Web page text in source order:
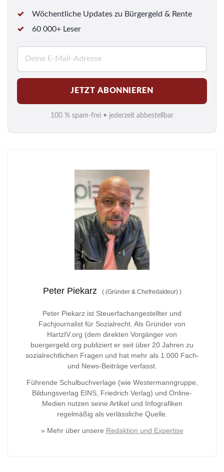
Wöchentliche Updates zu Bürgergeld & Rente
60 000+ Leser
M
a
i
l
*
JETZT ABONNIEREN
100 % spam-frei • jederzeit abbestellbar
Peter Piekarz ((Gründer & Chefredakteur) )
Peter Piekarz ist Steuerfachangestellter und
Fachjournalist für Sozialrecht. Als Gründer von
HartzIV.org (dem direkten Vorgänger von
buergergeld.org publiziert er seit über 20 Jahren zu
sozialrechtlichen Fragen und hat mehr als 1.000 Fach-
und News-Beiträge verfasst.
Führende Schulbuchverlage (wie Westermanngruppe,
Bildungsverlag EINS, Friedrich Verlag) und Online-
Medien nutzen seine Artikel und Infografiken
regelmäßig als verlässliche Quelle.
» Mehr über unsere Redaktion und Expertise